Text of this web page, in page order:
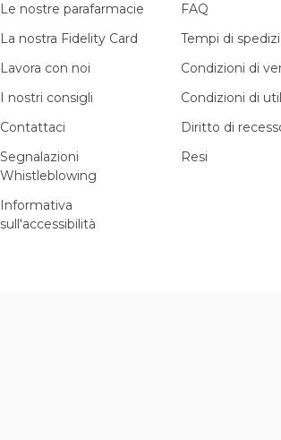
Le nostre parafarmacie
La nostra Fidelity Card
Lavora con noi
I nostri consigli
Contattaci
Segnalazioni
Whistleblowing
Informativa
sull'accessibilità
FAQ
Tempi di
Condizioni di
Condizioni di
Diritto di
Resi